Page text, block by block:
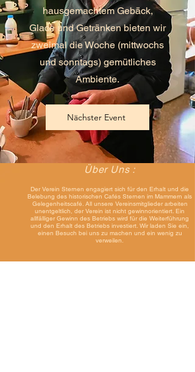
hausgemachtem Gebäck,
Glacé und Getränken bieten wir
zweimal die Woche (mittwochs
und sonntags) gemütliches
Ambiente.
Nächster Event
Über Uns :
Der Verein Sternen engagiert sich für den Erhalt und die
Belebung des historischen Cafés Sternen im Mammern als
Gelegenheitscafé. All unsere Vereinsmitglieder arbeiten
unentgeltlich, der Verein ist nicht gewinnorientiert. Ein
allfälliger Gewinn des Betriebs wird für die Weiterführung
und den Erhalt des Betriebs investiert. Wir laden Sie ein,
einen Besuch bei uns zu machen und ein wenig zu
verweilen.